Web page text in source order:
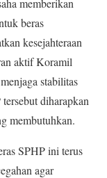
beras
kesejahteraan
aktif Koramil
stabilitas
diharapkan
membutuhkan.
SPHP ini terus
agar